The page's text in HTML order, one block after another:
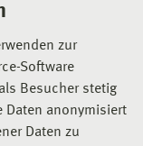
zur
Software
Besucher stetig
Daten anonymisiert
Daten zu